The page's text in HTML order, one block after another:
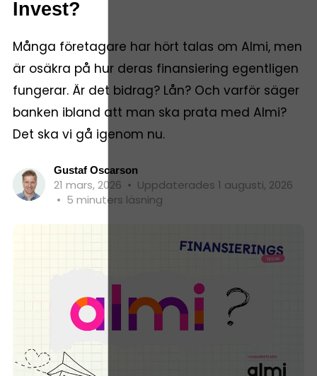
Invest?
Många företagare har hört talas om Almi, men
är osäkra på hur deras finansiering egentligen
fungerar. Är det bidrag? Lån? Och varför säger
banken ibland att man ska prata med Almi?
Det ska vi gå igenom nu.
Gustaf Oscarson
21 mars, 2026 • Uppdaterades 1 augusti, 2026
• 5 minuters läsning